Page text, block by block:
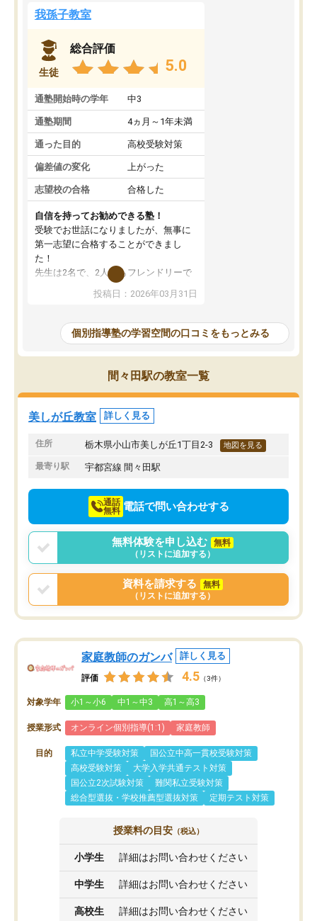
我孫子教室
生徒
総合評価
5.0
通塾開始時の学年 中3
通塾期間 4ヵ月～1年未満
通った目的 高校受験対策
偏差値の変化 上がった
志望校の合格 合格した
自信を持ってお勧めできる塾！
受験でお世話になりましたが、無事に
第一志望に合格することができまし
た！
先生は2名で、2人ともフレンドリーで
優しいです！分からないところも質問
しやすく、苦手分野をしっかり克服す
季節ごとの春季・夏季・冬季講習はも
ちろん、受験生専用の特別講習も充実
しています。最後までモチベーション
を維持して頑張れたのは、この塾のお
かげです。自信を持っておすすめでき
る塾です！
投稿日：2026年03月31日
個別指導塾の学習空間の口コミをもっとみる
間々田駅の教室一覧
美しが丘教室 詳しく見る
住所 栃木県小山市美しが丘1丁目2-3 地図を見る
最寄り駅 宇都宮線 間々田駅
通話
無料 電話で問い合わせする
無料体験を申し込む
無料
（リストに追加する）
資料を請求する
無料
（リストに追加する）
家庭教師のガンバ 詳しく見る
評価 4.5 （3件）
対象学年 小1～小6 中1～中3 高1～高3
授業形式 オンライン個別指導(1:1) 家庭教師
目的 私立中学受験対策
国公立中高一貫校受験対策
高校受験対策
大学入学共通テスト対策
国公立2次試験対策
難関私立受験対策
総合型選抜・学校推薦型選抜対策
定期テスト対策
授業料の目安 （税込）
小学生 詳細はお問い合わせください
中学生 詳細はお問い合わせください
高校生 詳細はお問い合わせください